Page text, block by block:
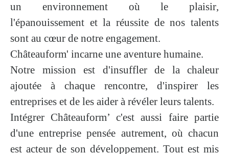
un environnement oùle plaisir,
l'épanouissement etla réussite de nos talents
sont au cœur de notre engagement.
Châteauform' incarne une aventure humaine.
Notre mission est d'insuffler de la chaleur
ajoutée à chaque rencontre, d'inspirer les
entreprises et de les aider à révéler leurs talents.
Intégrer Châteauform’ c'est aussi faire partie
d'une entreprise pensée autrement, où chacun
est acteur de son développement. Tout est mis